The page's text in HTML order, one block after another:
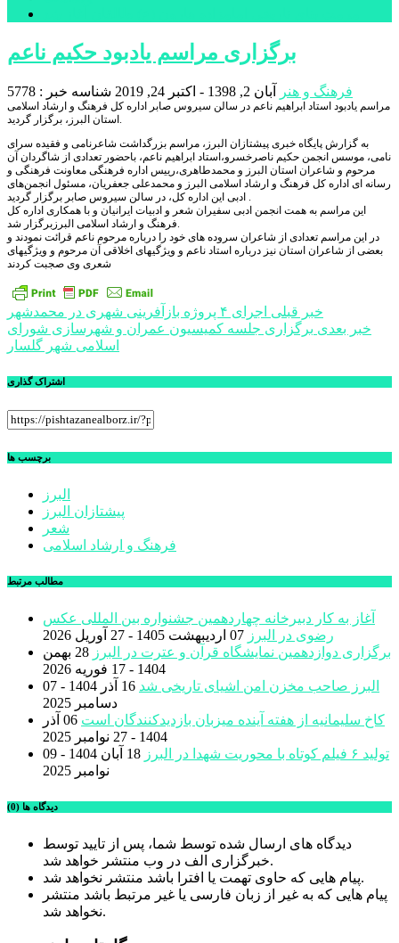
برگزاری مراسم یادبود حکیم ناعم
فرهنگ و هنر آبان 2, 1398 - اکتبر 24, 2019 شناسه خبر : 5778
مراسم یادبود استاد ابراهیم ناعم در سالن سیروس صابر اداره کل فرهنگ و ارشاد اسلامی
استان البرز، برگزار گردید.
به گزارش پایگاه خبری پیشتازان البرز، مراسم بزرگداشت شاعرنامی و فقیده سرای
نامی، موسس انجمن حکیم ناصرخسرو،استاد ابراهیم ناعم، باحضور تعدادی از شاگردان آن
مرحوم و ‌شاعران استان البرز و محمدطاهری،رییس اداره فرهنگی معاونت فرهنگی و
رسانه ای اداره کل فرهنگ و ارشاد اسلامی البرز و محمدعلی جعفریان، مسئول انجمن‌های
ادبی این اداره کل، در سالن سیروس صابر برگزار گردید .
این مراسم به همت انجمن ادبی سفیران شعر و ادبیات ایرانیان و با همکاری اداره کل
فرهنگ و ارشاد اسلامی البرزبرگزار شد.
در این مراسم تعدادی از شاعران سروده های خود را درباره مرحوم ناعم قرائت نمودند و
بعضی از شاعران استان نیز درباره استاد ناعم و ویژگیهای اخلاقی آن مرحوم و ویژگیهای
شعری وی صجبت کردند
راهبری
نوشته
خبر قبلی اجرای ۴ پروژه بازآفرینی شهری در محمدشهر
خبر بعدی برگزاری جلسه کمیسیون عمران و شهرسازی شورای
اسلامی شهر گلسار
اشتراک گذاری
برچسب ها
البرز
پیشتازان البرز
شعر
فرهنگ و ارشاد اسلامی
مطالب مرتبط
آغاز به کار دبیرخانه چهاردهمین جشنواره بین المللی عکس
رضوی در البرز 07 اردیبهشت 1405 - 27 آوریل 2026
برگزاری دوازدهمین نمایشگاه قرآن و عترت در البرز
28 بهمن
1404 - 17 فوریه 2026
البرز صاحب مخزن امن اشیای تاریخی شد
16 آذر 1404 - 07
دسامبر 2025
کاخ سلیمانیه از هفته آینده میزبان بازدیدکنندگان است
06 آذر
1404 - 27 نوامبر 2025
تولید ۶ فیلم کوتاه با محوریت شهدا در البرز
18 آبان 1404 - 09
نوامبر 2025
دیدگاه ها (0)
دیدگاه های ارسال شده توسط شما، پس از تایید توسط
خبرگزاری الف در وب منتشر خواهد شد.
پیام هایی که حاوی تهمت یا افترا باشد منتشر نخواهد شد.
پیام هایی که به غیر از زبان فارسی یا غیر مرتبط باشد منتشر
نخواهد شد.